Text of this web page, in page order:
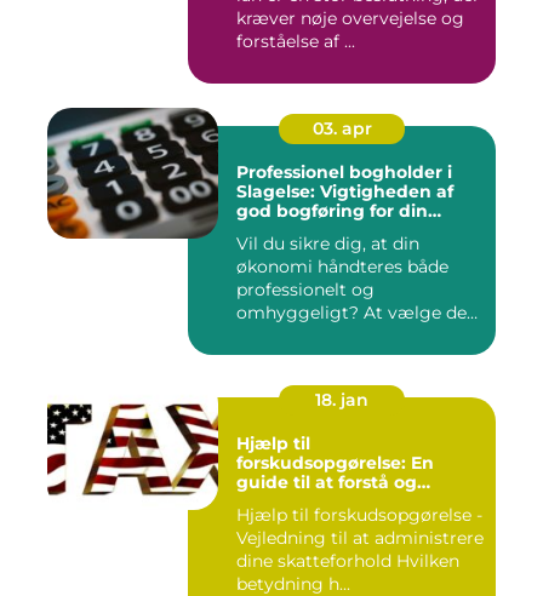
kræver nøje overvejelse og
forståelse af ...
03. apr
Professionel bogholder i
Slagelse: Vigtigheden af
god bogføring for din
Vil du sikre dig, at din
økonomi håndteres både
professionelt og
omhyggeligt? At vælge den
18. jan
Hjælp til
forskudsopgørelse: En
guide til at forstå og
skatteforpligtelse
Hjælp til forskudsopgørelse -
Vejledning til at administrere
dine skatteforhold Hvilken
betydning h...